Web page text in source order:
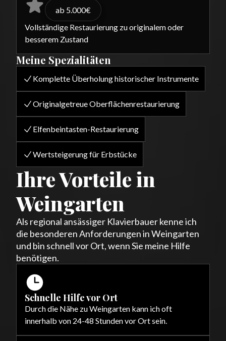
ab 5.000€
Vollständige Restaurierung zu originalem oder
besserem Zustand
Meine Spezialitäten
Komplette Überholung historischer Instrumente
Originalgetreue Oberflächenrestaurierung
Elfenbeintasten-Restaurierung
Wertsteigerung für Erbstücke
Ihre Vorteile in
Weingarten
Als regional ansässiger Klavierbauer kenne ich
die besonderen Anforderungen in Weingarten
und bin schnell vor Ort, wenn Sie meine Hilfe
benötigen.
Schnelle Hilfe vor Ort
Durch die Nähe zu Weingarten kann ich oft
innerhalb von 24-48 Stunden vor Ort sein.